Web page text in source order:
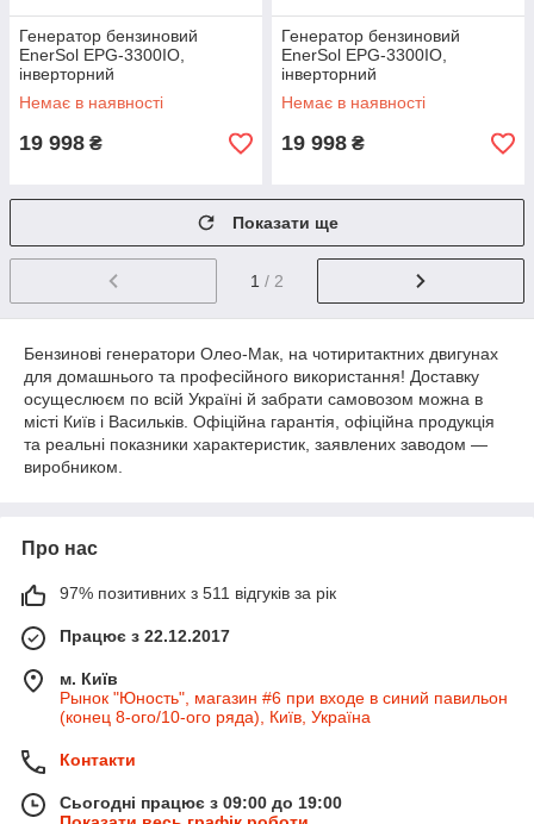
Генератор бензиновий
EnerSol EPG-3300IO,
інверторний
Немає в наявності
19 998 ₴
Генератор бензиновий
EnerSol EPG-3300IO,
інверторний
Немає в наявності
19 998 ₴
Показати ще
1 / 2
Бензинові генератори Олео-Мак, на чотиритактних двигунах
для домашнього та професійного використання! Доставку
осущеслюєм по всій Україні й забрати самовозом можна в
місті Київ і Васильків. Офіційна гарантія, офіційна продукція
та реальні показники характеристик, заявлених заводом —
виробником.
Про нас
97% позитивних з 511 відгуків за рік
Працює з 22.12.2017
м. Київ
Рынок "Юность", магазин #6 при входе в синий павильон
(конец 8-ого/10-ого ряда), Київ, Україна
Контакти
Сьогодні працює з 09:00 до 19:00